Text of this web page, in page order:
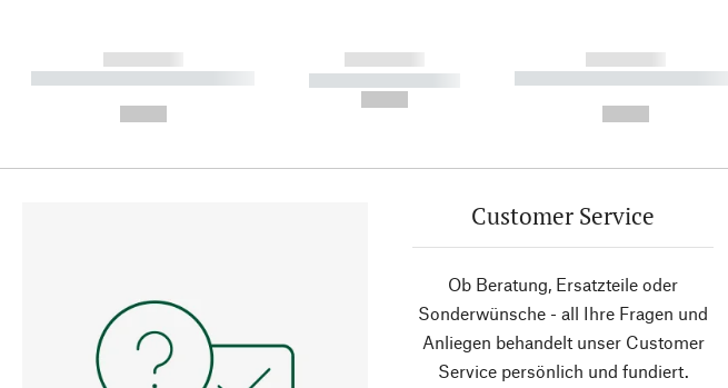
------------
----------- ----------- ----------
------------
----------- -----------
------------
----------- ----------- ----------
Customer Service
Ob Beratung, Ersatzteile oder
Sonderwünsche - all Ihre Fragen und
Anliegen behandelt unser Customer
Service persönlich und fundiert.